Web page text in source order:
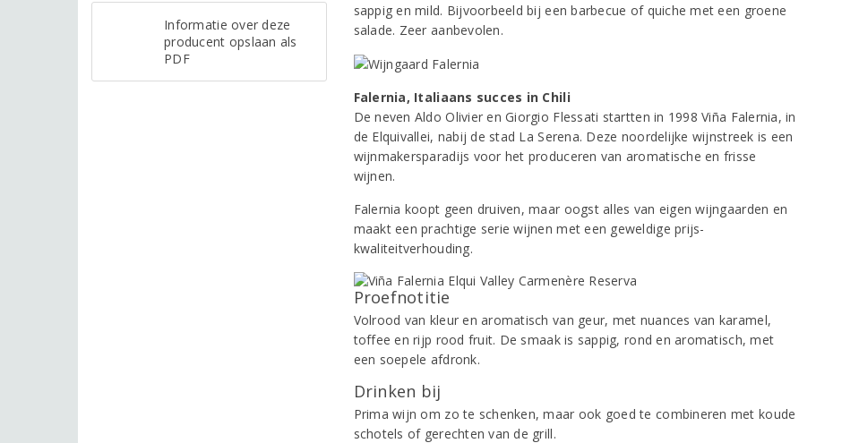
Informatie over deze
producent opslaan als
PDF
sappig en mild. Bijvoorbeeld bij een barbecue of quiche met een groene
salade. Zeer aanbevolen.
Falernia, Italiaans succes in Chili
De neven Aldo Olivier en Giorgio Flessati startten in 1998 Viña Falernia, in
de Elquivallei, nabij de stad La Serena. Deze noordelijke wijnstreek is een
wijnmakersparadijs voor het produceren van aromatische en frisse
wijnen.
Falernia koopt geen druiven, maar oogst alles van eigen wijngaarden en
maakt een prachtige serie wijnen met een geweldige prijs-
kwaliteitverhouding.
Proefnotitie
Volrood van kleur en aromatisch van geur, met nuances van karamel,
toffee en rijp rood fruit. De smaak is sappig, rond en aromatisch, met
een soepele afdronk.
Drinken bij
Prima wijn om zo te schenken, maar ook goed te combineren met koude
schotels of gerechten van de grill.